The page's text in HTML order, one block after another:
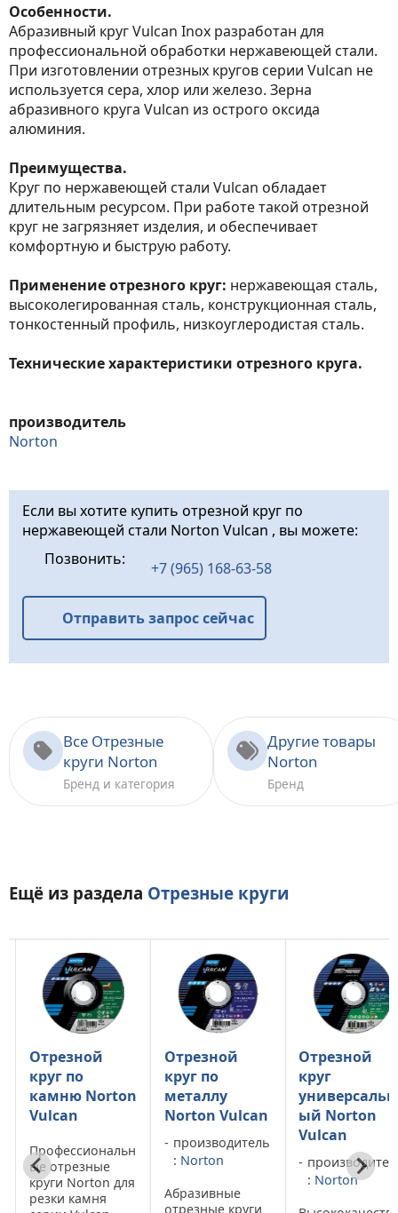
Особенности.
Абразивный круг Vulcan Inox разработан для
профессиональной обработки нержавеющей стали.
При изготовлении отрезных кругов серии Vulcan не
используется сера, хлор или железо. Зерна
абразивного круга Vulcan из острого оксида
алюминия.
Преимущества.
Круг по нержавеющей стали Vulcan обладает
длительным ресурсом. При работе такой отрезной
круг не загрязняет изделия, и обеспечивает
комфортную и быструю работу.
Применение отрезного круг: нержавеющая сталь,
высоколегированная сталь, конструкционная сталь,
тонкостенный профиль, низкоуглеродистая сталь.
Технические характеристики отрезного круга.
производитель
Norton
Если вы хотите купить отрезной круг по
нержавеющей стали Norton Vulcan , вы можете:
Позвонить:
+7 (965) 168-63-58
Отправить запрос сейчас
Все Отрезные
круги Norton
Бренд и категория
Другие товары
Norton
Бренд
Ещё из раздела Отрезные круги
Отрезной
круг по
камню Norton
Vulcan
Профессиональн
ые отрезные
круги Norton для
резки камня
Отрезной
круг по
металлу
Norton Vulcan
производитель
: Norton
Абразивные
отрезные круги
Отрезной
круг
универсальн
ый Norton
Vulcan
: Norton